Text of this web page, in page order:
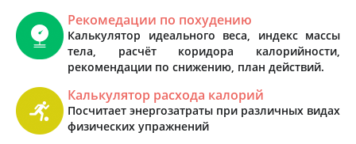
Рекомедации по похудению
Калькулятор идеального веса, индекс массы
тела, расчёт коридора калорийности,
рекомендации по снижению, план действий.
Калькулятор расхода калорий
Посчитает энергозатраты при различных видах
физических упражнений